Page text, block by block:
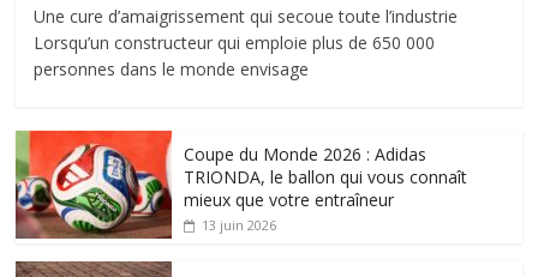
Une cure d’amaigrissement qui secoue toute l’industrie
Lorsqu’un constructeur qui emploie plus de 650 000
personnes dans le monde envisage
Coupe du Monde 2026 : Adidas
TRIONDA, le ballon qui vous connaît
mieux que votre entraîneur
13 juin 2026